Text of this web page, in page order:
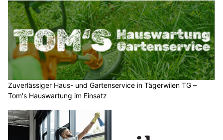
Zuverlässiger Haus- und Gartenservice in Tägerwilen TG –
Tom's Hauswartung im Einsatz